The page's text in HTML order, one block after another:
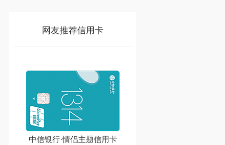
网友推荐信用卡
中信银行·情侣主题信用卡